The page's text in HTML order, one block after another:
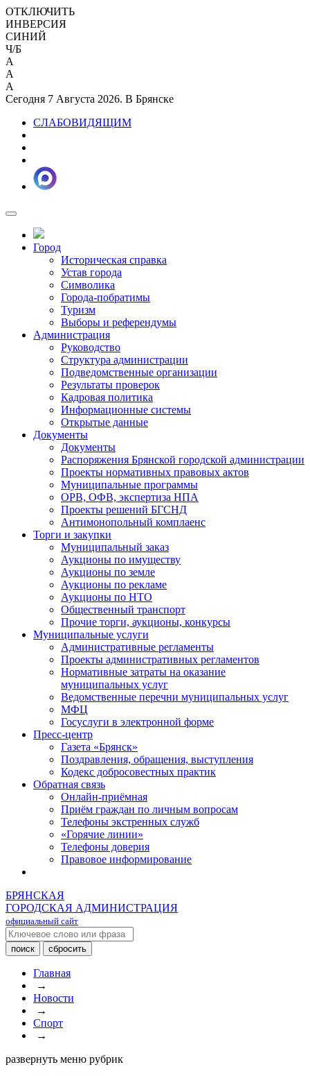
ОТКЛЮЧИТЬ
ИНВЕРСИЯ
СИНИЙ
Ч/Б
A
A
A
Сегодня 7 Августа 2026. В Брянске
СЛАБОВИДЯЩИМ
Город
Историческая справка
Устав города
Символика
Города-побратимы
Туризм
Выборы и референдумы
Администрация
Руководство
Структура администрации
Подведомственные организации
Результаты проверок
Кадровая политика
Информационные системы
Открытые данные
Документы
Документы
Распоряжения Брянской городской администрации
Проекты нормативных правовых актов
Муниципальные программы
ОРВ, ОФВ, экспертиза НПА
Проекты решений БГСНД
Антимонопольный комплаенс
Торги и закупки
Муниципальный заказ
Аукционы по имуществу
Аукционы по земле
Аукционы по рекламе
Аукционы по НТО
Общественный транспорт
Прочие торги, аукционы, конкурсы
Муниципальные услуги
Административные регламенты
Проекты административных регламентов
Нормативные затраты на оказание
муниципальных услуг
Ведомственные перечни муниципальных услуг
МФЦ
Госуслуги в электронной форме
Пресс-центр
Газета «Брянск»
Поздравления, обращения, выступления
Кодекс добросовестных практик
Обратная связь
Онлайн-приёмная
Приём граждан по личным вопросам
Телефоны экстренных служб
«Горячие линии»
Телефоны доверия
Правовое информирование
БРЯНСКАЯ
ГОРОДСКАЯ АДМИНИСТРАЦИЯ
официальный сайт
Главная
→
Новости
→
Спорт
→
развернуть меню рубрик